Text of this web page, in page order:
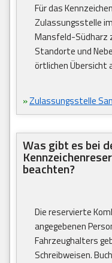
Für das
Zulassungsstelle
Mansfeld-Südharz
Standorte und
örtlichen Übersicht
»Zulassungsstelle
Was gibt es bei
beachten?
Die reservierte
angegebenen
Fahrzeughalters
Schreibweisen.